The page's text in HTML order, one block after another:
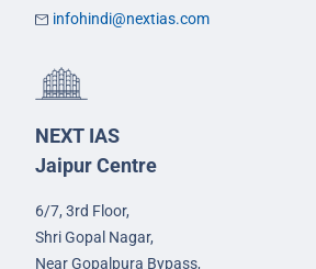
infohindi@nextias.com
NEXT IAS
Jaipur Centre
6/7, 3rd Floor,
Shri Gopal Nagar,
Near Gopalpura Bypass,